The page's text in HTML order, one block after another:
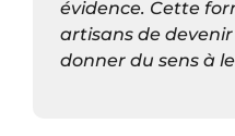
évidence. Cette
artisans de
donner du sens à